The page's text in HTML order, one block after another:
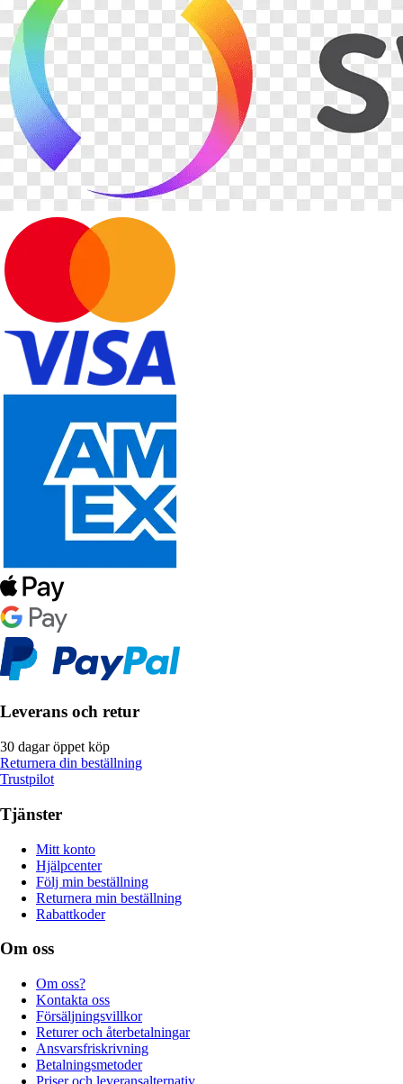
Leverans och retur
30 dagar öppet köp
Returnera din beställning
Trustpilot
Tjänster
Mitt konto
Hjälpcenter
Följ min beställning
Returnera min beställning
Rabattkoder
Om oss
Om oss?
Kontakta oss
Försäljningsvillkor
Returer och återbetalningar
Ansvarsfriskrivning
Betalningsmetoder
Priser och leveransalternativ